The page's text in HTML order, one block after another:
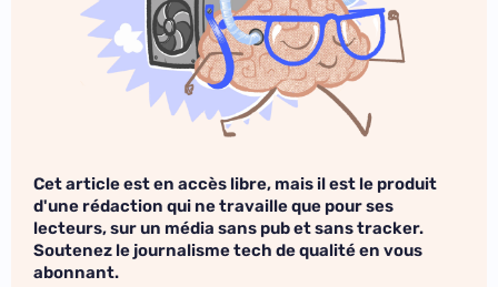
Cet article est en accès libre, mais il est le produit
d'une rédaction qui ne travaille que pour ses
lecteurs, sur un média sans pub et sans tracker.
Soutenez le journalisme tech de qualité en vous
abonnant.